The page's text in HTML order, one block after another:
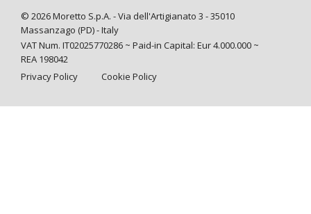
© 2026 Moretto S.p.A. - Via dell'Artigianato 3 - 35010
Massanzago (PD) - Italy
VAT Num. IT02025770286 ~ Paid-in Capital: Eur 4.000.000 ~
REA 198042
Privacy Policy
Cookie Policy